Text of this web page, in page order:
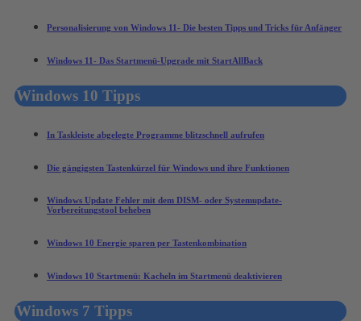
Personalisierung von Windows 11- Die besten Tipps und Tricks für Anfänger
Windows 11- Das Startmenü-Upgrade mit StartAllBack
Windows 10 Tipps
In Taskleiste abgelegte Programme blitzschnell aufrufen
Die gängigsten Tastenkürzel für Windows und ihre Funktionen
Windows Update Fehler mit dem DISM- oder Systemupdate-
Vorbereitungstool beheben
Windows 10 Energie sparen per Tastenkombination
Windows 10 Startmenü: Kacheln im Startmenü deaktivieren
Windows 7 Tipps